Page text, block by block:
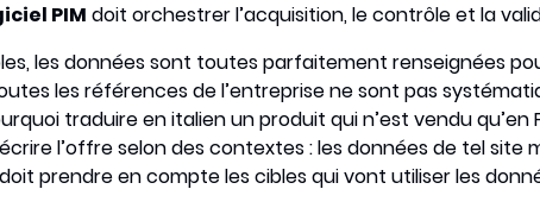
PIM doit orchestrer l’acquisition, le contrôle et la
les données sont toutes parfaitement renseignées
les références de l’entreprise ne sont pas
traduire en italien un produit qui n’est vendu qu’en
l’offre selon des contextes : les données de tel site
doit prendre en compte les cibles qui vont utiliser les